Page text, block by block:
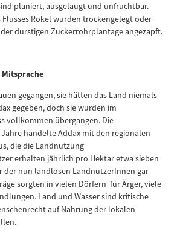
planiert, ausgelaugt und unfruchtbar.
Flusses Rokel wurden trockengelegt oder
durstigen Zuckerrohrplantage angezapft.
gegangen, sie hätten das Land niemals
gegeben, doch sie wurden im
vollkommen übergangen. Die
handelte Addax mit den regionalen
die die Landnutzung
erhalten jährlich pro Hektar etwa sieben
der nun landlosen LandnutzerInnen gar
sorgten in vielen Dörfern für Ärger, viele
Land und Wasser sind kritische
auf Nahrung der lokalen